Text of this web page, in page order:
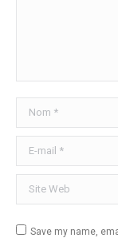
Nom *
E-mail *
Site Web
Save my name,